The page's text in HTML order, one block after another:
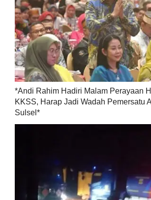
*Andi Rahim Hadiri Malam Perayaan
KKSS, Harap Jadi Wadah Pemersatu
Sulsel*